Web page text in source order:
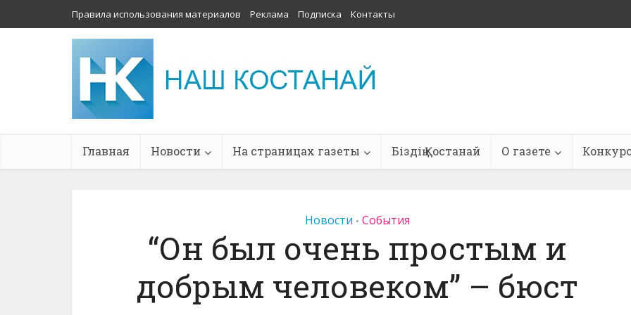
Правила использования материалов Реклама Подписка Контакты
Главная Новости На страницах газеты Біздің Қостанай О газете
Новости • События
“Он был очень простым и
добрым человеком” – бюст